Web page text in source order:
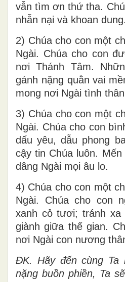
vẫn tìm ơn thứ tha.
nhẫn nại và khoan dung.
2) Chúa cho con một
Ngài. Chúa cho con
nơi Thánh Tâm.
gánh nặng quằn vai
mong nơi Ngài tình
3) Chúa cho con một
Ngài. Chúa cho con
dấu yêu, dẫu phong
cậy tin Chúa luôn.
dâng Ngài mọi âu lo.
4) Chúa cho con một
Ngài. Chúa cho con
xanh cỏ tươi; tránh xa
giành giữa thế gian.
nơi Ngài con nương
ĐK.
Hãy đến cùng Ta
nặng buồn phiền, Ta